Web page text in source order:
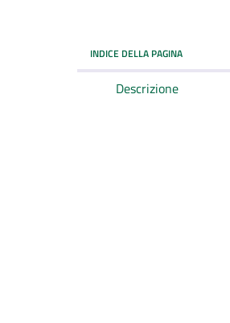
INDICE DELLA PAGINA
Descrizione